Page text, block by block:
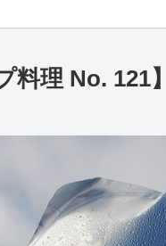
料理 No.